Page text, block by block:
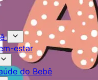
estar
do Bebê